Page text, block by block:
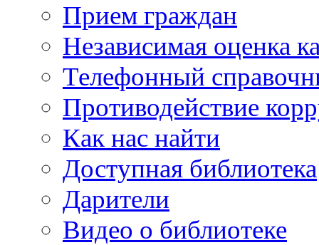
Прием граждан
Независимая оценка
Телефонный
Противодействие
Как нас найти
Доступная библиотека
Дарители
Видео о библиотеке